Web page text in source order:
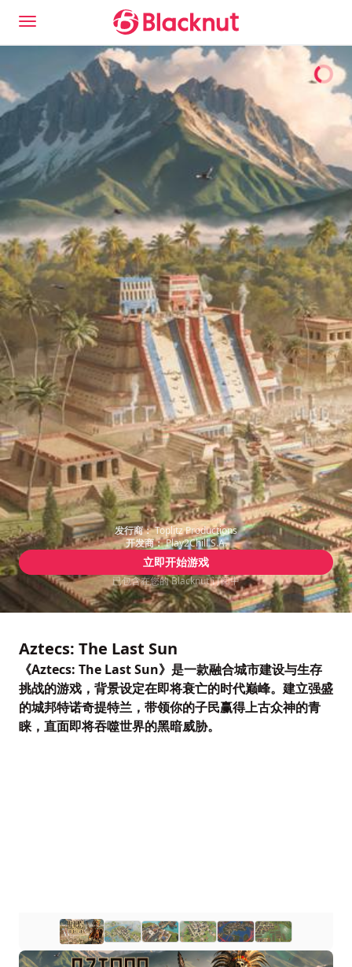
发行商：Toplitz Productions
开发商：Play2Chill S.A.
立即开始游戏
已包含在您的 Blacknut 订阅中
Aztecs: The Last Sun
《Aztecs: The Last Sun》是一款融合城市建设与生存
挑战的游戏，背景设定在即将衰亡的时代巅峰。建立强盛
的城邦特诺奇提特兰，带领你的子民赢得上古众神的青
睐，直面即将吞噬世界的黑暗威胁。